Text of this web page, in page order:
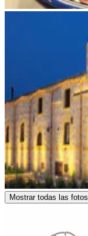
Mostrar todas las fotos